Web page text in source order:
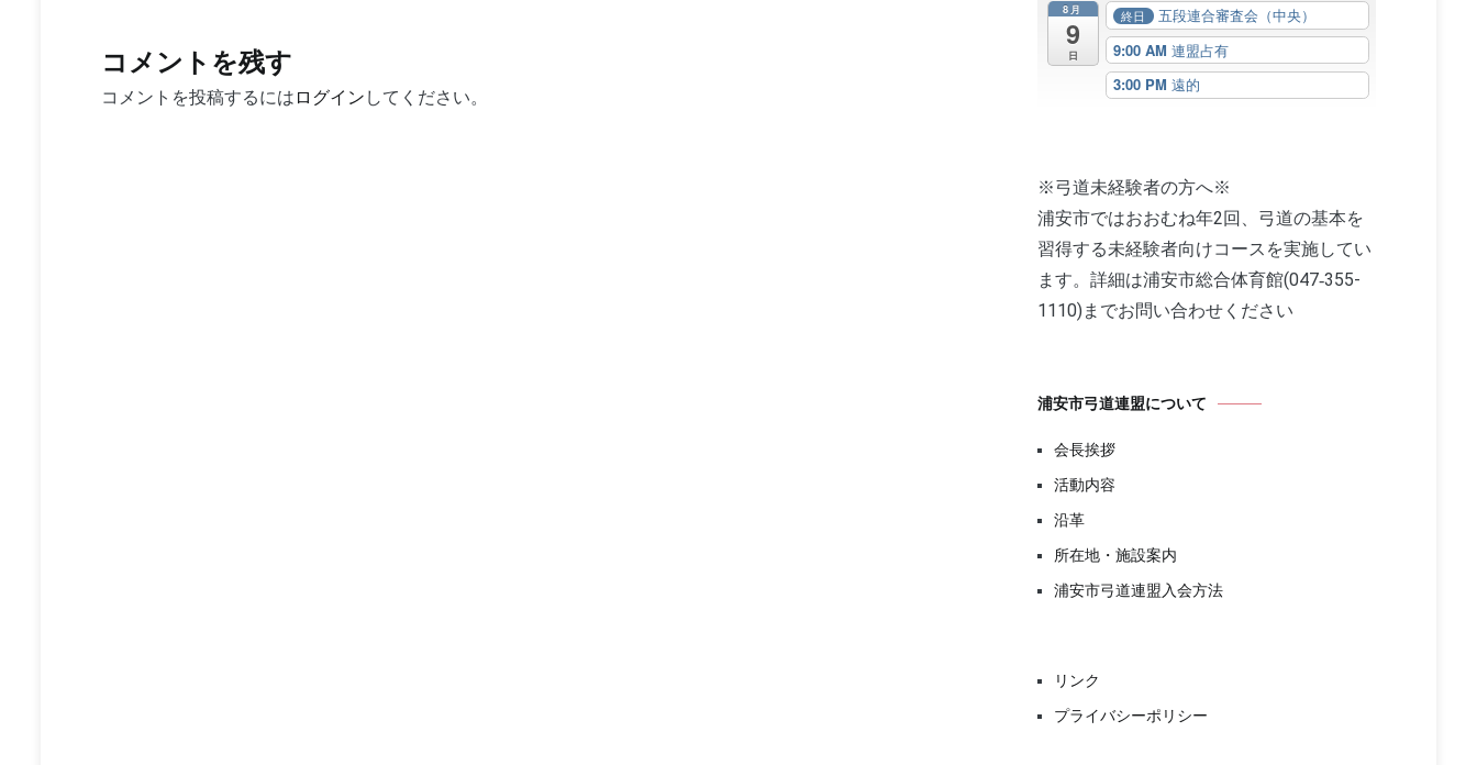
ビ
ゲ
コメントを残す
コメントを投稿するには ログイン してください。
8月
9
日
終日
五段連合審査会（中央）
9:00 AM 連盟占有
3:00 PM 遠的
※弓道未経験者の方へ※
浦安市ではおおむね年2回、弓道の基本を
習得する未経験者向けコースを実施してい
ます。詳細は浦安市総合体育館(047‐355-
1110)までお問い合わせください
浦安市弓道連盟について
会長挨拶
活動内容
沿革
所在地・施設案内
浦安市弓道連盟入会方法
リンク
プライバシーポリシー